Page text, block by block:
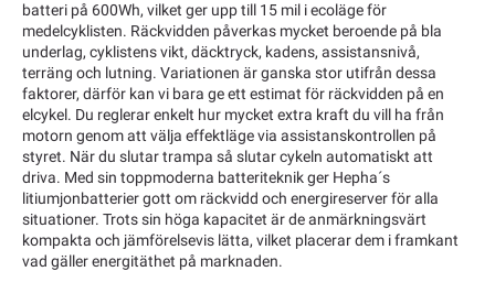
batteri på 600Wh, vilket ger upp till 15 mil i ecoläge för
medelcyklisten. Räckvidden påverkas mycket beroende på bla
underlag, cyklistens vikt, däcktryck, kadens, assistansnivå,
terräng och lutning. Variationen är ganska stor utifrån dessa
faktorer, därför kan vi bara ge ett estimat för räckvidden på en
elcykel. Du reglerar enkelt hur mycket extra kraft du vill ha från
motorn genom att välja effektläge via assistanskontrollen på
styret. När du slutar trampa så slutar cykeln automatiskt att
driva. Med sin toppmoderna batteriteknik ger Hepha´s
litiumjonbatterier gott om räckvidd och energireserver för alla
situationer. Trots sin höga kapacitet är de anmärkningsvärt
kompakta och jämförelsevis lätta, vilket placerar dem i framkant
vad gäller energitäthet på marknaden.